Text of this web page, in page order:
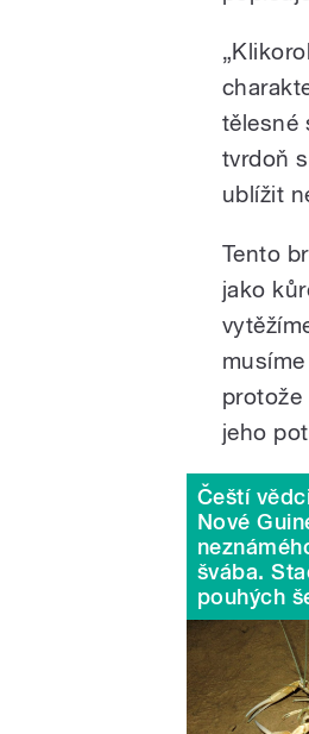
tělesné
tvrdoň
ublížit
Tento
jako
jeho
Čeští
Nové
švába.
pouhých